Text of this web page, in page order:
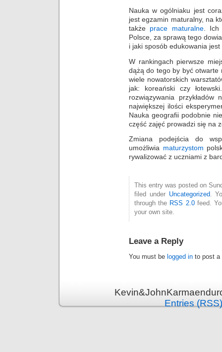
Nauka w ogólniaku jest
jest egzamin maturalny, na
także prace maturalne. Ich
Polsce, za sprawą tego
i jaki sposób edukowania
W rankingach pierwsze
dążą do tego by być otwarte
wiele nowatorskich
jak: koreański czy
rozwiązywania
największej ilości
Nauka geografii podobnie
część zajęć prowadzi się na
Zmiana podejścia do
umożliwia maturzystom
rywalizować z uczniami z
This entry was posted on
filed under Uncategorized.
through the RSS 2.0feed.
your own site.
Leave a Reply
You must be logged in to post a
Entries (RSS)